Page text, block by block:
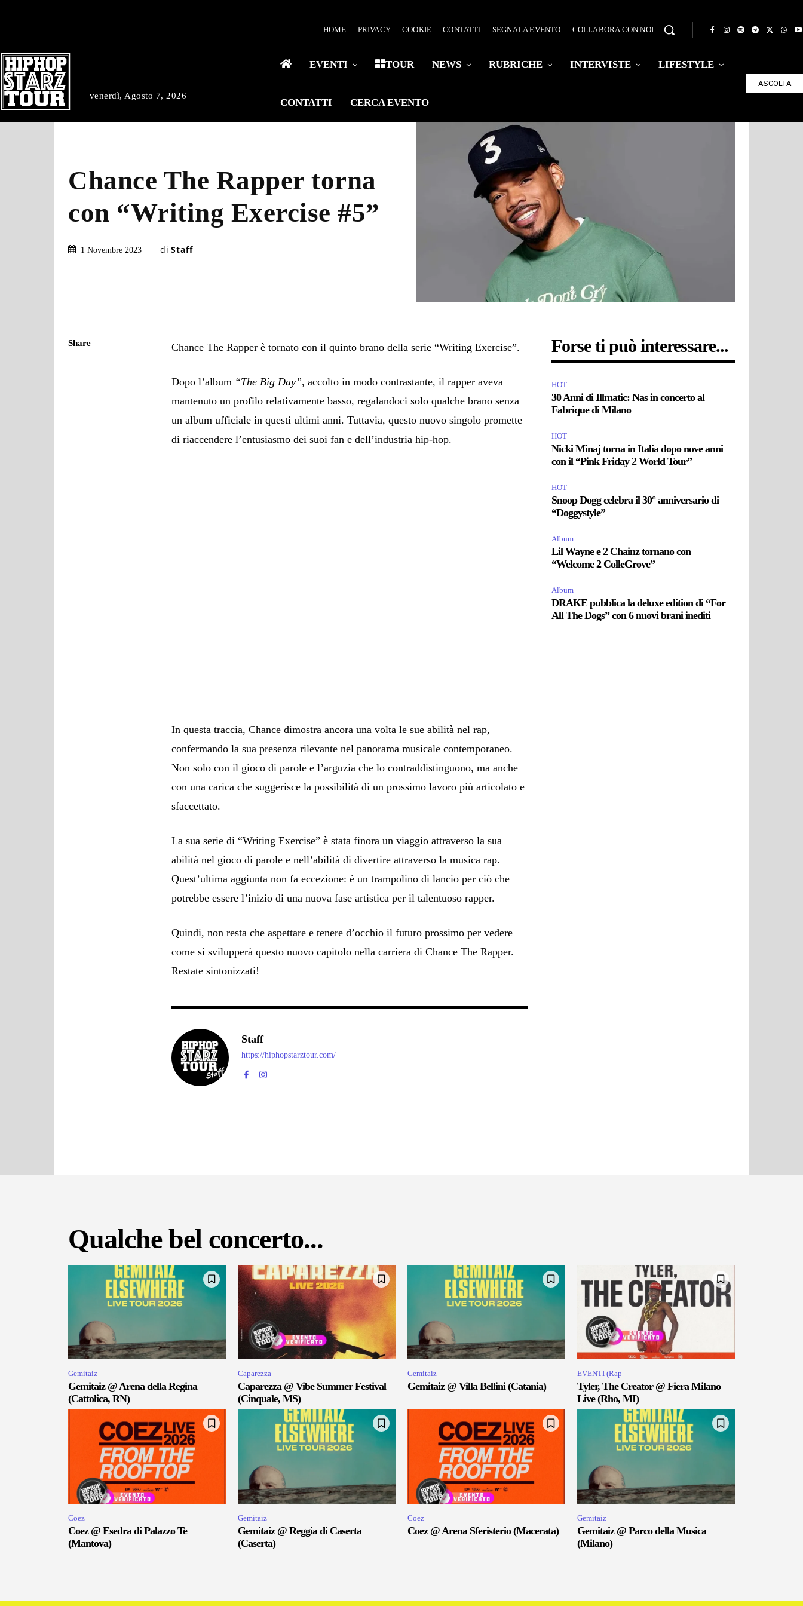
venerdì, Agosto 7, 2026
HOME PRIVACY COOKIE CONTATTI SEGNALA EVENTO COLLABORA CON NOI
EVENTI TOUR NEWS RUBRICHE INTERVISTE LIFESTYLE
CONTATTI CERCA EVENTO
ASCOLTA
Chance The Rapper torna
con “Writing Exercise #5”
1 Novembre 2023 di Staff
Share Chance The Rapper è tornato con il quinto brano della serie “Writing Exercise”.
Dopo l’album “The Big Day”, accolto in modo contrastante, il rapper aveva
mantenuto un profilo relativamente basso, regalandoci solo qualche brano senza
un album ufficiale in questi ultimi anni. Tuttavia, questo nuovo singolo promette
di riaccendere l’entusiasmo dei suoi fan e dell’industria hip-hop.
In questa traccia, Chance dimostra ancora una volta le sue abilità nel rap,
confermando la sua presenza rilevante nel panorama musicale contemporaneo.
Non solo con il gioco di parole e l’arguzia che lo contraddistinguono, ma anche
con una carica che suggerisce la possibilità di un prossimo lavoro più articolato e
sfaccettato.
La sua serie di “Writing Exercise” è stata finora un viaggio attraverso la sua
abilità nel gioco di parole e nell’abilità di divertire attraverso la musica rap.
Quest’ultima aggiunta non fa eccezione: è un trampolino di lancio per ciò che
potrebbe essere l’inizio di una nuova fase artistica per il talentuoso rapper.
Quindi, non resta che aspettare e tenere d’occhio il futuro prossimo per vedere
come si svilupperà questo nuovo capitolo nella carriera di Chance The Rapper.
Restate sintonizzati!
Staff
https://hiphopstarztour.com/
Forse ti può interessare...
HOT
30 Anni di Illmatic: Nas in concerto al
Fabrique di Milano
HOT
Nicki Minaj torna in Italia dopo nove anni
con il “Pink Friday 2 World Tour”
HOT
Snoop Dogg celebra il 30° anniversario di
“Doggystyle”
Album
Lil Wayne e 2 Chainz tornano con
“Welcome 2 ColleGrove”
Album
DRAKE pubblica la deluxe edition di “For
All The Dogs” con 6 nuovi brani inediti
Qualche bel concerto...
Gemitaiz
Gemitaiz @ Arena della Regina
(Cattolica, RN)
Caparezza
Caparezza @ Vibe Summer Festival
(Cinquale, MS)
Gemitaiz
Gemitaiz @ Villa Bellini (Catania)
EVENTI (Rap
Tyler, The Creator @ Fiera Milano
Live (Rho, MI)
Coez
Coez @ Esedra di Palazzo Te
(Mantova)
Gemitaiz
Gemitaiz @ Reggia di Caserta
(Caserta)
Coez
Coez @ Arena Sferisterio (Macerata)
Gemitaiz
Gemitaiz @ Parco della Musica
(Milano)